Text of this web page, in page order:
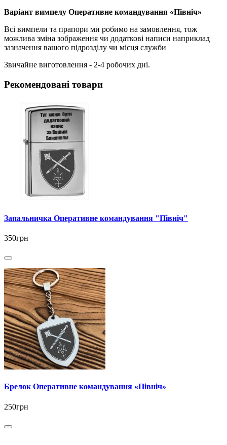
Варіант вимпелу Оперативне командування «Північ»
Всі вимпели та прапори ми робимо на замовлення, тож
можлива зміна зображення чи додаткові написи наприклад
зазначення вашого підрозділу чи місця служби
Звичайне виготовлення - 2-4 робочих дні.
Рекомендовані товари
Запальничка Оперативне командування "Північ"
350грн
Брелок Оперативне командування «Північ»
250грн